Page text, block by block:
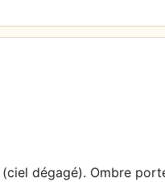
dégagé). Ombre